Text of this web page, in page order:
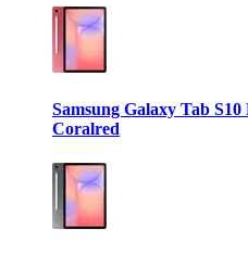
Samsung Galaxy Tab
Coralred